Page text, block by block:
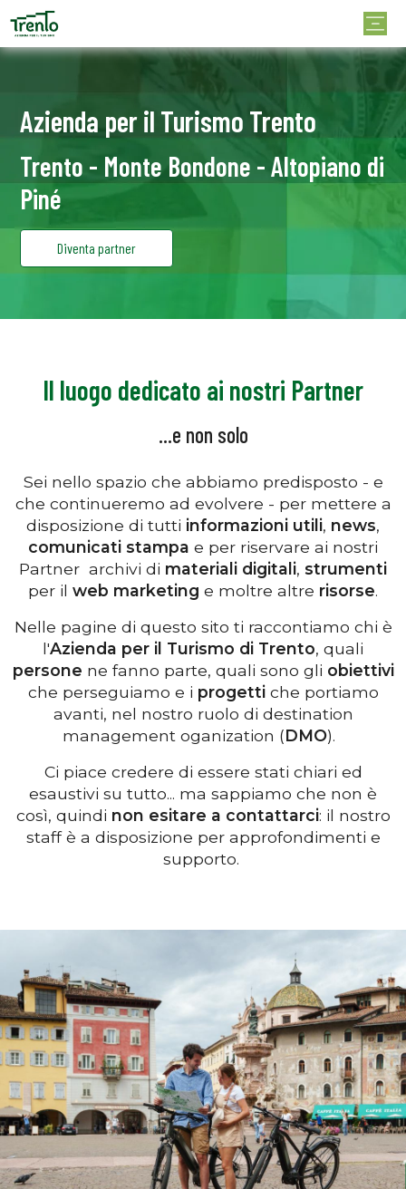
Azienda per il Turismo Trento
Trento - Monte Bondone - Altopiano di
Piné
Diventa partner
Il luogo dedicato ai nostri Partner
...e non solo
Sei nello spazio che abbiamo predisposto - e
che continueremo ad evolvere - per mettere a
disposizione di tutti informazioni utili, news,
comunicati stampa e per riservare ai nostri
Partner archivi di materiali digitali, strumenti
per il web marketing e moltre altre risorse.
Nelle pagine di questo sito ti raccontiamo chi è
l'Azienda per il Turismo di Trento, quali
persone ne fanno parte, quali sono gli obiettivi
che perseguiamo e i progettiche portiamo
avanti, nel nostro ruolo di destination
management oganization (DMO).
Ci piace credere di essere stati chiari ed
esaustivi su tutto... ma sappiamo che non è
così, quindi non esitare a contattarci: il nostro
staff è a disposizione per approfondimenti e
supporto.